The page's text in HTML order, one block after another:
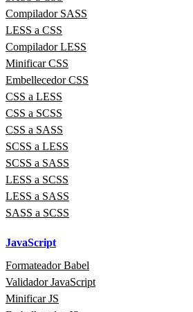
Compilador SASS
LESS a CSS
Compilador LESS
Minificar CSS
Embellecedor CSS
CSS a LESS
CSS a SCSS
CSS a SASS
SCSS a LESS
SCSS a SASS
LESS a SCSS
LESS a SASS
SASS a SCSS
JavaScript
Formateador Babel
Validador JavaScript
Minificar JS